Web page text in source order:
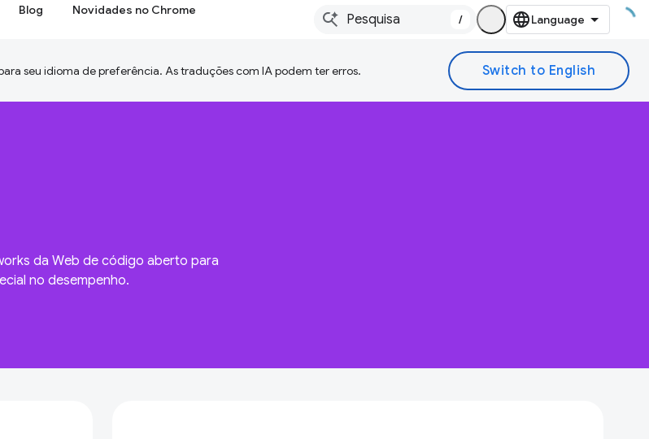
Blog Novidades no Chrome
/
seu idioma de preferência. As traduções com IA podem ter erros.
da Web de código aberto para
no desempenho.